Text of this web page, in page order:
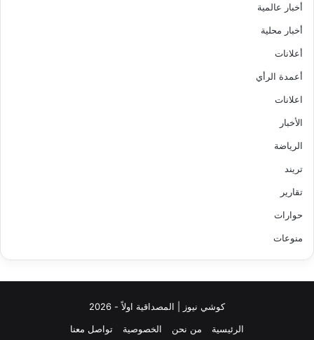
أخبار عالمية
أخبار محلية
أعلانات
أعمدة الرأي
اعلانات
الأخبار
الرياضة
تريند
تقارير
حوارات
منوعات
كوشي نيوز | المصداقية اولاً - 2026
الرئيسية
من نحن الخصوصية تواصل معنا